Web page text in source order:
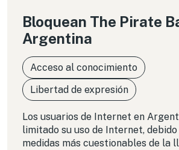
Bloquean The Pirate
Argentina
Acceso al conocimiento
Libertad de expresión
Los usuarios de Internet en
limitado su uso de Internet, debido
medidas más cuestionables de la